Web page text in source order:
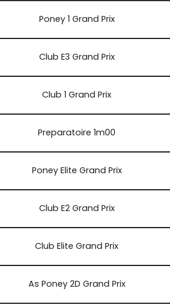
Poney 1 Grand Prix
Club E3 Grand Prix
Club 1 Grand Prix
Preparatoire 1m00
Poney Elite Grand Prix
Club E2 Grand Prix
Club Elite Grand Prix
As Poney 2D Grand Prix